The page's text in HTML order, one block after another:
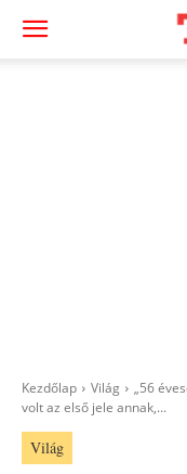
Kezdőlap Világ
„56
volt az első jele annak,...
Világ